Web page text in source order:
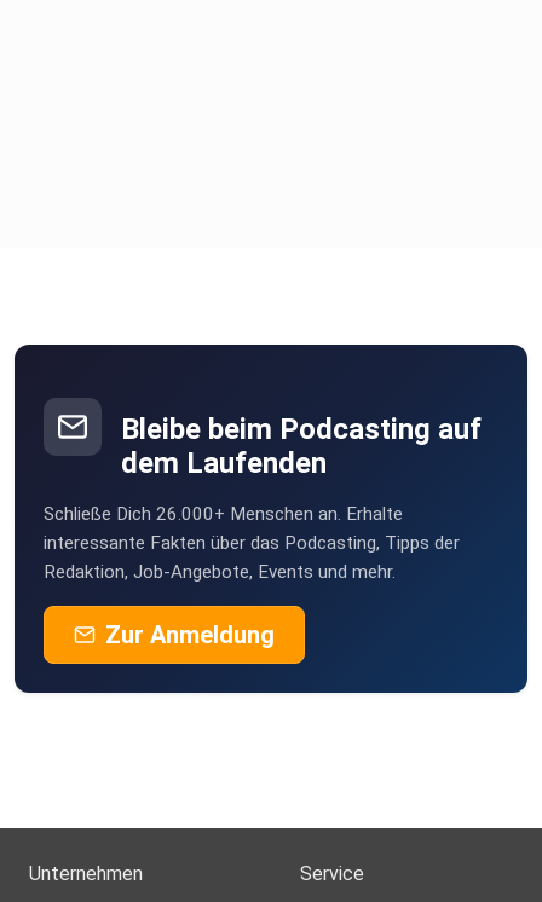
Bleibe beim Podcasting auf
dem Laufenden
Schließe Dich 26.000+ Menschen an. Erhalte
interessante Fakten über das Podcasting, Tipps der
Redaktion, Job-Angebote, Events und mehr.
Zur Anmeldung
Unternehmen Service